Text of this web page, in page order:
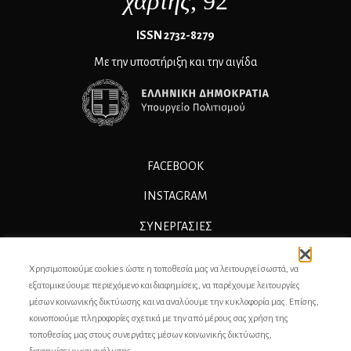
ΙSSN 2732-8279
Με την υποστήριξη και την αιγίδα
FACEBOOK
INSTAGRAM
ΣΥΝΕΡΓΑΣΊΕΣ
ΕΠΙΚΟΙΝΩΝΙΑ
ΣΥΝΤΕΛΕΣΤΕΣ
Χρησιμοποιούμε cookies ώστε η τοποθεσία μας να λειτουργεί σωστά, να
εξατομικεύουμε περιεχόμενο και διαφημίσεις, να παρέχουμε λειτουργίες
μέσων κοινωνικής δικτύωσης και να αναλύουμε την κυκλοφορία μας. Επίσης,
κοινοποιούμε πληροφορίες σχετικά με την από μέρους σας χρήση της
τοποθεσίας μας στους συνεργάτες μέσων κοινωνικής δικτύωσης,